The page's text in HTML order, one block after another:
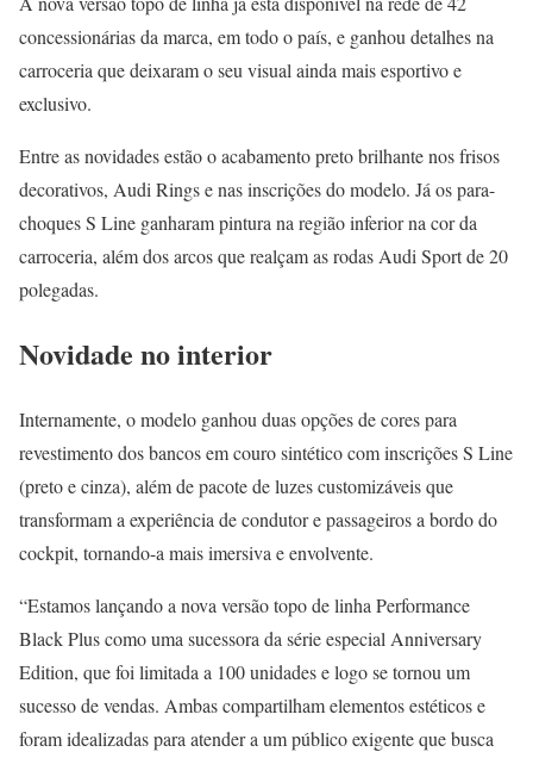
concessionárias da marca, em todo o país, e ganhou detalhes na
carroceria que deixaram o seu visual ainda mais esportivo e
exclusivo.
Entre as novidades estão o acabamento preto brilhante nos frisos
decorativos, Audi Rings e nas inscrições do modelo. Já os para-
choques S Line ganharam pintura na região inferior na cor da
carroceria, além dos arcos que realçam as rodas Audi Sport de 20
polegadas.
Novidade no interior
Internamente, o modelo ganhou duas opções de cores para
revestimento dos bancos em couro sintético com inscrições S Line
(preto e cinza), além de pacote de luzes customizáveis que
transformam a experiência de condutor e passageiros a bordo do
cockpit, tornando-a mais imersiva e envolvente.
“Estamos lançando a nova versão topo de linha Performance
Black Plus como uma sucessora da série especial Anniversary
Edition, que foi limitada a 100 unidades e logo se tornou um
sucesso de vendas. Ambas compartilham elementos estéticos e
foram idealizadas para atender a um público exigente que busca